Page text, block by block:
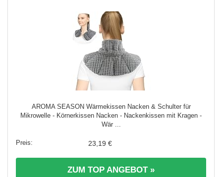
AROMA SEASON Wärmekissen Nacken & Schulter für
Mikrowelle - Körnerkissen Nacken - Nackenkissen mit Kragen -
Wär ...
23,19 €
ZUM TOP ANGEBOT »